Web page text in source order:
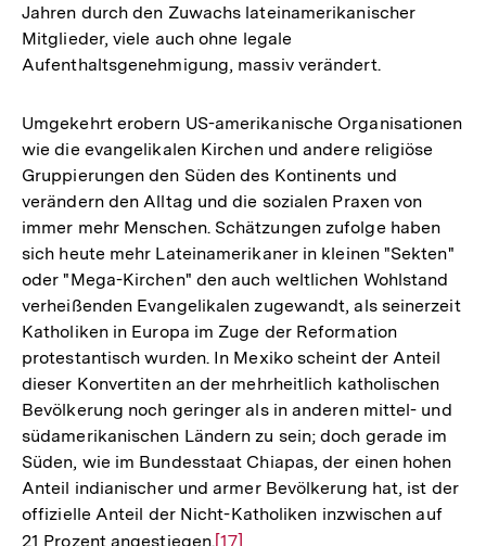
Jahren durch den Zuwachs lateinamerikanischer
Mitglieder, viele auch ohne legale
Aufenthaltsgenehmigung, massiv verändert.
Umgekehrt erobern US-amerikanische Organisationen
wie die evangelikalen Kirchen und andere religiöse
Gruppierungen den Süden des Kontinents und
verändern den Alltag und die sozialen Praxen von
immer mehr Menschen. Schätzungen zufolge haben
sich heute mehr Lateinamerikaner in kleinen "Sekten"
oder "Mega-Kirchen" den auch weltlichen Wohlstand
verheißenden Evangelikalen zugewandt, als seinerzeit
Katholiken in Europa im Zuge der Reformation
protestantisch wurden. In Mexiko scheint der Anteil
dieser Konvertiten an der mehrheitlich katholischen
Bevölkerung noch geringer als in anderen mittel- und
südamerikanischen Ländern zu sein; doch gerade im
Süden, wie im Bundesstaat Chiapas, der einen hohen
Anteil indianischer und armer Bevölkerung hat, ist der
offizielle Anteil der Nicht-Katholiken inzwischen auf
21 Prozent angestiegen.Zur
[17]